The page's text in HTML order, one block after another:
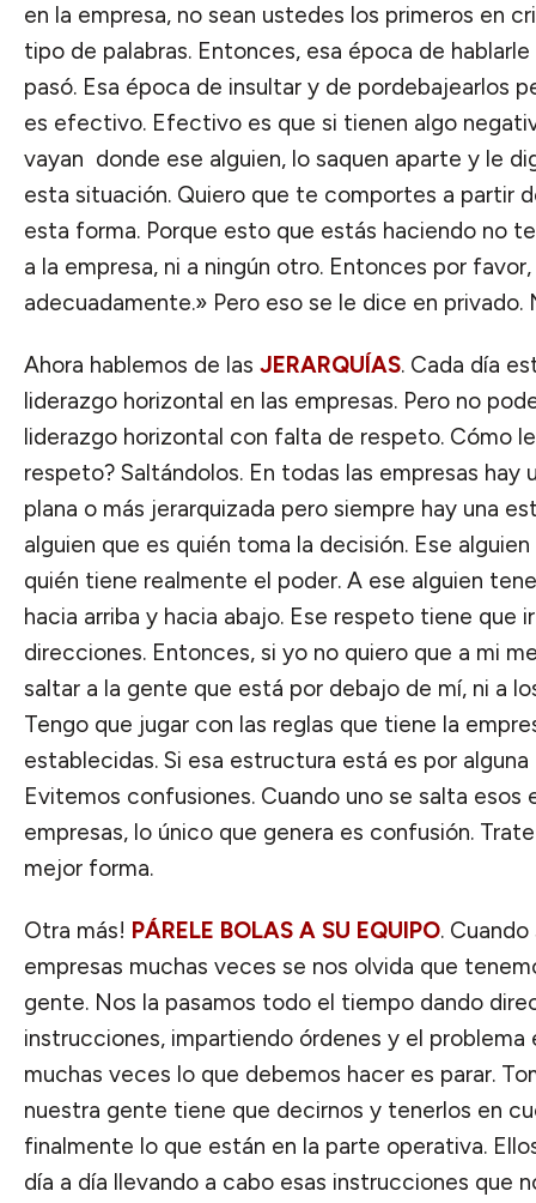
en la empresa, no sean ustedes los primeros en
tipo de palabras. Entonces, esa época de
pasó. Esa época de insultar y de pordebajearlos
es efectivo. Efectivo es que si tienen algo
vayan donde ese alguien, lo saquen aparte y le
esta situación. Quiero que te comportes a partir
esta forma. Porque esto que estás haciendo no
a la empresa, ni a ningún otro. Entonces por
adecuadamente.» Pero eso se le dice en privado.
Ahora hablemos de las JERARQUÍAS. Cada día
liderazgo horizontal en las empresas. Pero no
liderazgo horizontal con falta de respeto. Cómo
respeto? Saltándolos. En todas las empresas hay
plana o más jerarquizada pero siempre hay una
alguien que es quién toma la decisión. Ese
quién tiene realmente el poder. A ese alguien
hacia arriba y hacia abajo. Ese respeto tiene que
direcciones. Entonces, si yo no quiero que a mi
saltar a la gente que está por debajo de mí, ni a
Tengo que jugar con las reglas que tiene la
establecidas. Si esa estructura está es por alguna
Evitemos confusiones. Cuando uno se salta esos
empresas, lo único que genera es confusión.
mejor forma.
Otra más! PÁRELE BOLAS A SU EQUIPO.
empresas muchas veces se nos olvida que
gente. Nos la pasamos todo el tiempo dando
instrucciones, impartiendo órdenes y el problema
muchas veces lo que debemos hacer es parar.
nuestra gente tiene que decirnos y tenerlos en
finalmente lo que están en la parte operativa.
día a día llevando a cabo esas instrucciones que